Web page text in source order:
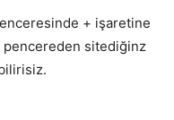
+ işaretine
pencereden sitediğinz